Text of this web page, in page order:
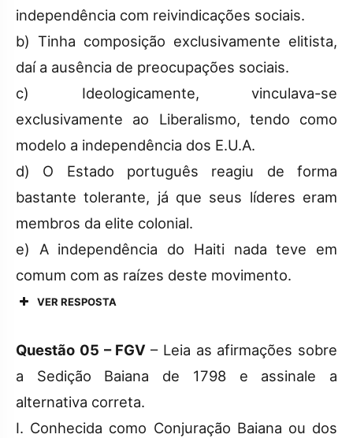
independência com reivindicações sociais.
b) Tinha composição exclusivamente elitista,
daí a ausência de preocupações sociais.
c) Ideologicamente, vinculava-se
exclusivamente ao Liberalismo, tendo como
modelo a independência dos E.U.A.
d) O Estado português reagiu de forma
bastante tolerante, já que seus líderes eram
membros da elite colonial.
e) A independência do Haiti nada teve em
comum com as raízes deste movimento.
VER RESPOSTA
Questão 05 – FGV – Leia as afirmações sobre
a Sedição Baiana de 1798 e assinale a
alternativa correta.
I. Conhecida como Conjuração Baiana ou dos